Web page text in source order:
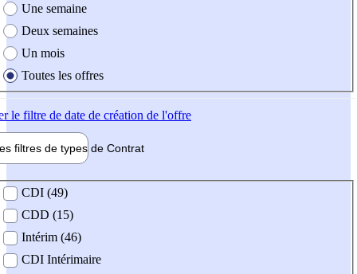
Une semaine
Deux semaines
Un mois
Toutes les offres
le filtre de date de création de l'offre
filtres de types de Contrat
contrat
CDI (49)
CDD (15)
Intérim (46)
CDI Intérimaire